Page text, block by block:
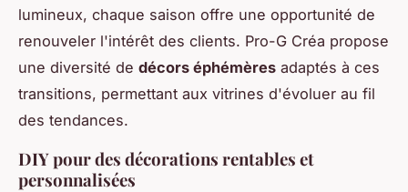
lumineux, chaque saison offre une opportunité de
renouveler l'intérêt des clients. Pro-G Créa propose
une diversité de décors éphémères adaptés à ces
transitions, permettant aux vitrines d'évoluer au fil
des tendances.
DIY pour des décorations rentables et
personnalisées